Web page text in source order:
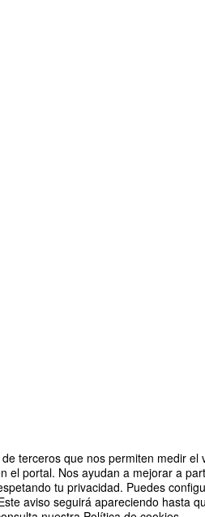
terceros que nos permiten medir el
el portal. Nos ayudan a mejorar a
tu privacidad. Puedes
aviso seguirá apareciendo hasta